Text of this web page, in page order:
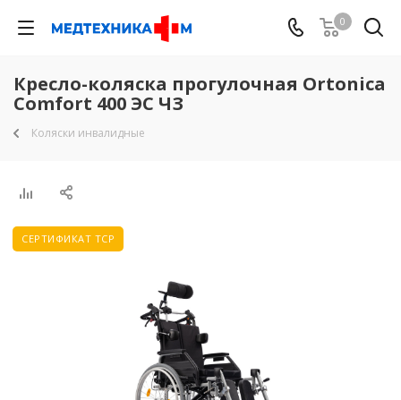
0
Кресло-коляска прогулочная Ortonica
Comfort 400 ЭС ЧЗ
Коляски инвалидные
СЕРТИФИКАТ ТСР